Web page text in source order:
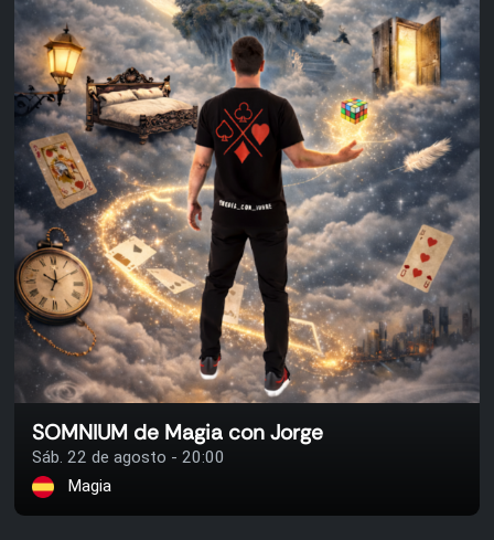
SOMNIUM de Magia con Jorge
Sáb. 22 de agosto - 20:00
Magia